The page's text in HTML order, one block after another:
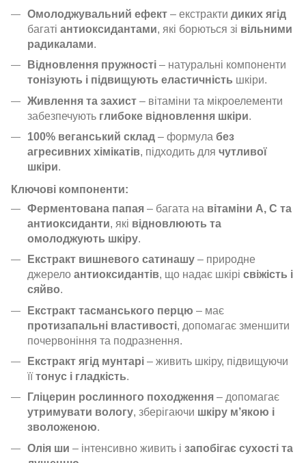
Омолоджувальний ефект – екстракти диких ягід
багаті антиоксидантами, які борються зі вільними
радикалами.
Відновлення пружності – натуральні компоненти
тонізують і підвищують еластичність шкіри.
Живлення та захист – вітаміни та мікроелементи
забезпечують глибоке відновлення шкіри.
100% веганський склад – формула без
агресивних хімікатів, підходить для чутливої
шкіри.
Ключові компоненти:
Ферментована папая – багата на вітаміни А, С та
антиоксиданти, які відновлюють та
омолоджують шкіру.
Екстракт вишневого сатинашу – природне
джерело антиоксидантів, що надає шкірі свіжість і
сяйво.
Екстракт тасманського перцю – має
протизапальні властивості, допомагає зменшити
почервоніння та подразнення.
Екстракт ягід мунтарі – живить шкіру, підвищуючи
їїтонус і гладкість.
Гліцерин рослинного походження – допомагає
утримувати вологу, зберігаючи шкіру м’якою і
зволоженою.
Олія ши – інтенсивно живить і запобігає сухості та